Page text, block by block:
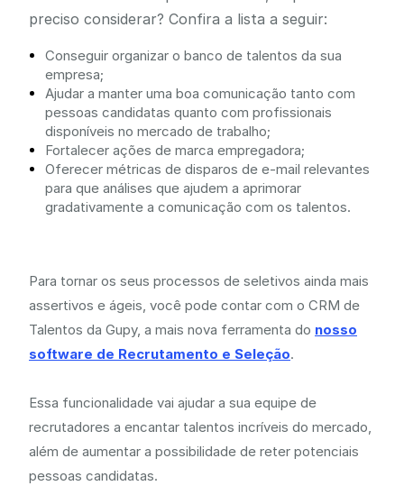
preciso considerar? Confira a lista a seguir:
Conseguir organizar o banco de talentos da sua
empresa;
Ajudar a manter uma boa comunicação tanto com
pessoas candidatas quanto com profissionais
disponíveis no mercado de trabalho;
Fortalecer ações de marca empregadora;
Oferecer métricas de disparos de e-mail relevantes
para que análises que ajudem a aprimorar
gradativamente a comunicação com os talentos.
Para tornar os seus processos de seletivos ainda mais
assertivos e ágeis, você pode contar com o CRM de
Talentos da Gupy, a mais nova ferramenta do nosso
software de Recrutamento e Seleção.
Essa funcionalidade vai ajudar a sua equipe de
recrutadores a encantar talentos incríveis do mercado,
além de aumentar a possibilidade de reter potenciais
pessoas candidatas.